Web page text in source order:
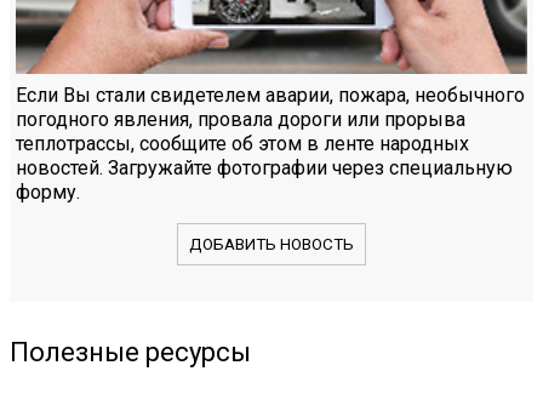
Если Вы стали свидетелем аварии, пожара, необычного
погодного явления, провала дороги или прорыва
теплотрассы, сообщите об этом в ленте народных
новостей. Загружайте фотографии через специальную
форму.
ДОБАВИТЬ НОВОСТЬ
Полезные ресурсы